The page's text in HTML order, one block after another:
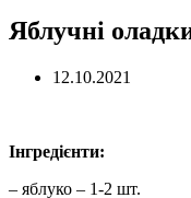
Яблучні
12.10.2021
Інгредієнти:
– яблуко – 1-2 шт.